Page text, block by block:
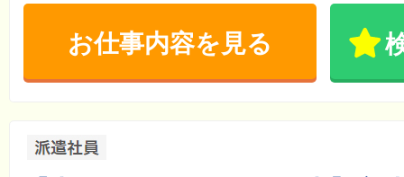
お仕事内容を見る